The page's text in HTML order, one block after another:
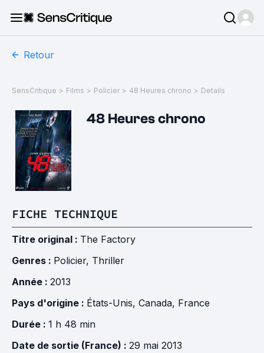
Retour
SensCritique > Films > Policier > 48 Heures chrono > Details
48 Heures chrono
FICHE TECHNIQUE
Titre original : The Factory
Genres : Policier, Thriller
Année : 2013
Pays d'origine : États-Unis, Canada, France
Durée : 1 h 48 min
Date de sortie (France) : 29 mai 2013